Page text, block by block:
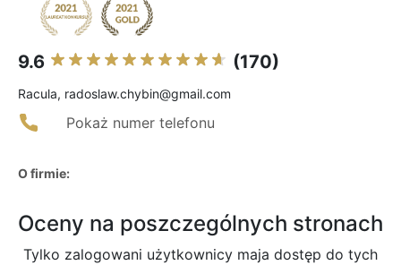
9.6 (170)
Racula, radoslaw.chybin@gmail.com
Pokaż numer telefonu
O firmie:
Oceny na poszczególnych stronach
Tylko zalogowani użytkownicy maja dostęp do tych